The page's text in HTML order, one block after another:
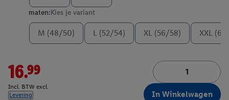
maten:Kies je variant
M (48/50) L (52/54) XL (56/58) XXL
16.99
Incl. BTW excl.
Levering
In Winkelwagen